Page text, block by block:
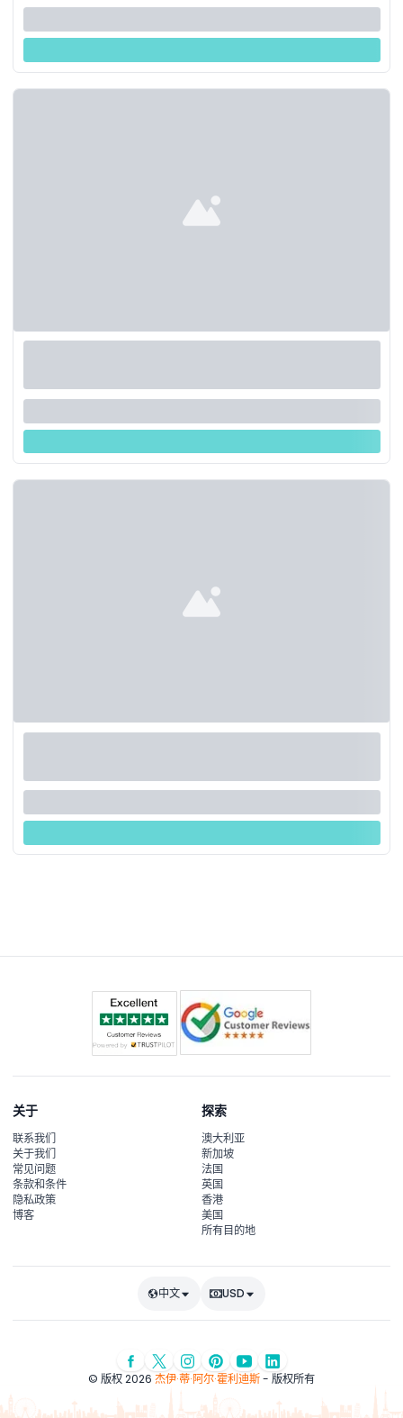
关于
联系我们
关于我们
常见问题
条款和条件
隐私政策
博客
探索
澳大利亚
新加坡
法国
英国
香港
美国
所有目的地
中文 USD
© 版权 2026 杰伊·蒂·阿尔·霍利迪斯- 版权所有